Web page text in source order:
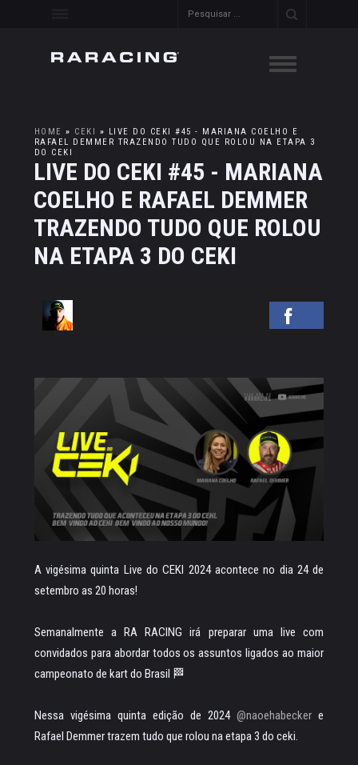
HOME » CEKI » LIVE DO CEKI #45 - MARIANA COELHO E
RAFAEL DEMMER TRAZENDO TUDO QUE ROLOU NA ETAPA 3
DO CEKI
LIVE DO CEKI #45 - MARIANA
COELHO E RAFAEL DEMMER
TRAZENDO TUDO QUE ROLOU
NA ETAPA 3 DO CEKI
A vigésima quinta Live do CEKI 2024 acontece no dia 24 de
setembro as 20 horas!
Semanalmente a RA RACING irá preparar uma live com
convidados para abordar todos os assuntos ligados ao maior
campeonato de kart do Brasil 🏁
Nessa vigésima quinta edição de 2024@naoehabecker e
Rafael Demmer trazem tudo que rolou na etapa 3 do ceki.